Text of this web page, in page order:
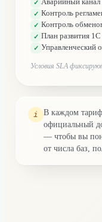
✓
✓ Контроль
✓ Контроль
✓ План развития 1С
✓ Управленческий
Условия SLA
i
В каждом
официальный
— чтобы вы
от числа баз,